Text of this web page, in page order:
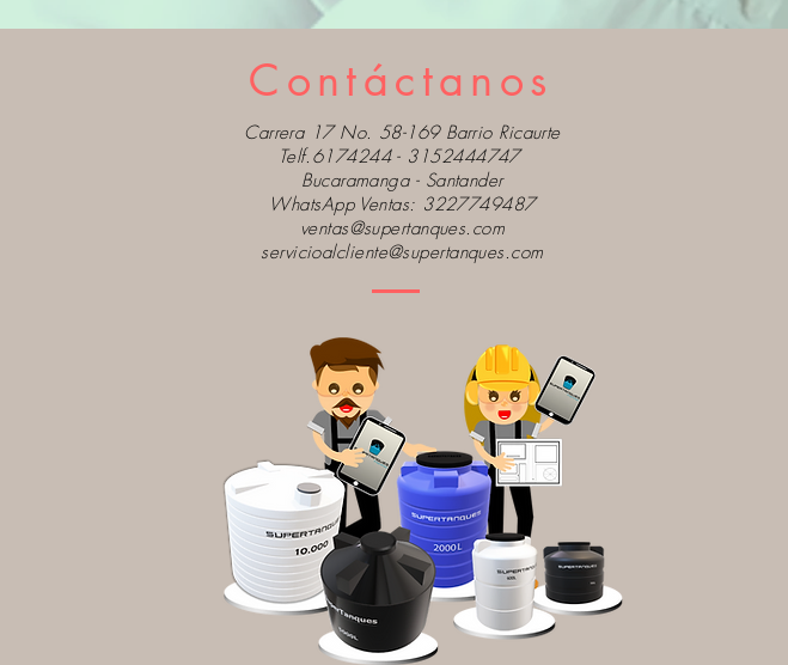
Contáctanos
Carrera 17 No. 58-169 Barrio Ricaurte
Telf.6174244 - 3152444747
Bucaramanga - Santander
WhatsApp Ventas: 3227749487
ventas@supertanques.com
servicioalcliente@supertanques.com